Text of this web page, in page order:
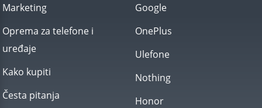
Marketing
Oprema za telefone i
uređaje
Kako kupiti
Česta pitanja
Google
OnePlus
Ulefone
Nothing
Honor